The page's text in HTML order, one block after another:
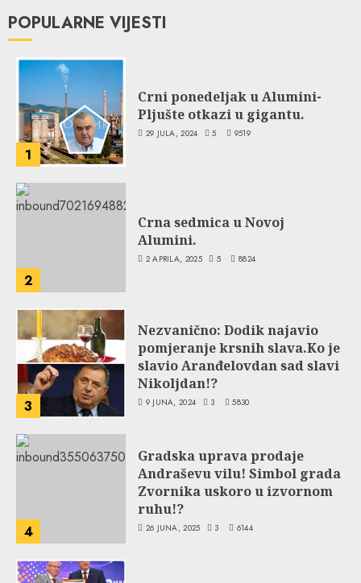
POPULARNE VIJESTI
1
Crni ponedeljak u Alumini-
Pljušte otkazi u gigantu.
29 JULA, 2024 5 9519
2
Crna sedmica u Novoj
Alumini.
2 APRILA, 2025 5 8824
3
Nezvanično: Dodik najavio
pomjeranje krsnih slava.Ko je
slavio Aranđelovdan sad slavi
Nikoljdan!?
9 JUNA, 2024 3 5830
4
Gradska uprava prodaje
Andraševu vilu! Simbol grada
Zvornika uskoro u izvornom
ruhu!?
26 JUNA, 2025 3 6144